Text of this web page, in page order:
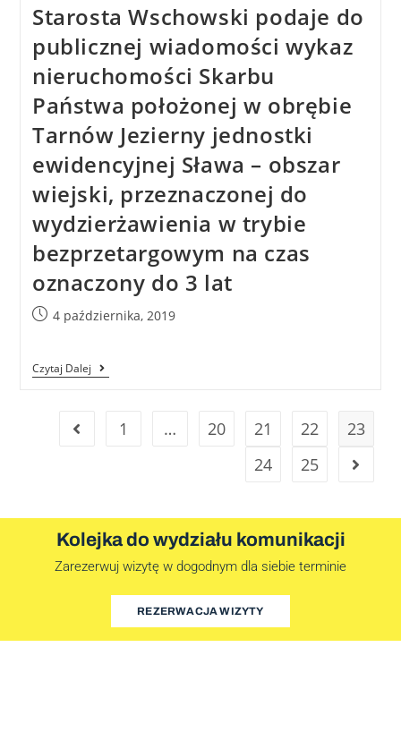
Starosta Wschowski podaje do
publicznej wiadomości wykaz
nieruchomości Skarbu
Państwa położonej w obrębie
Tarnów Jezierny jednostki
ewidencyjnej Sława – obszar
wiejski, przeznaczonej do
wydzierżawienia w trybie
bezprzetargowym na czas
oznaczony do 3 lat
4 października, 2019
Czytaj Dalej
1 … 20 21 22
23
24
25
Kolejka do wydziału komunikacji
Zarezerwuj wizytę w dogodnym dla siebie terminie
REZERWACJA WIZYTY